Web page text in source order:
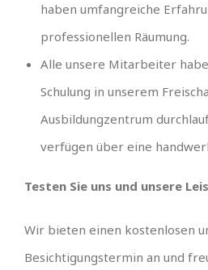
haben umfangreiche
professionellen Räumung.
Alle unsere Mitarbeiter
Schulung in unserem
Ausbildungzentrum
verfügen über eine
Testen Sie uns und unsere
Wir bieten einen kostenlosen
Besichtigungstermin an und